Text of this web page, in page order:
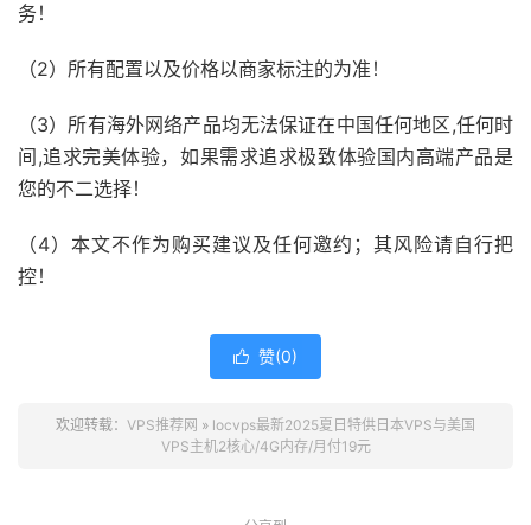
务！
（2）所有配置以及价格以商家标注的为准！
（3）所有海外网络产品均无法保证在中国任何地区,任何时
间,追求完美体验，如果需求追求极致体验国内高端产品是
您的不二选择！
（4）本文不作为购买建议及任何邀约；其风险请自行把
控！
 赞(0)
欢迎转载： VPS推荐网 » locvps最新2025夏日特供日本VPS与美国
VPS主机2核心/4G内存/月付19元